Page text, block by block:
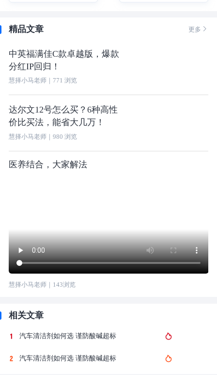
精品文章 更多 
中英福满佳C款卓越版，爆款
分红IP回归！
慧择小马老师｜ 771 浏览
达尔文12号怎么买？6种高性
价比买法，能省大几万！
慧择小马老师｜ 980 浏览
医养结合，大家解法
慧择小马老师｜ 143浏览
相关文章
汽车清洁剂如何选 谨防酸碱超标
汽车清洁剂如何选 谨防酸碱超标